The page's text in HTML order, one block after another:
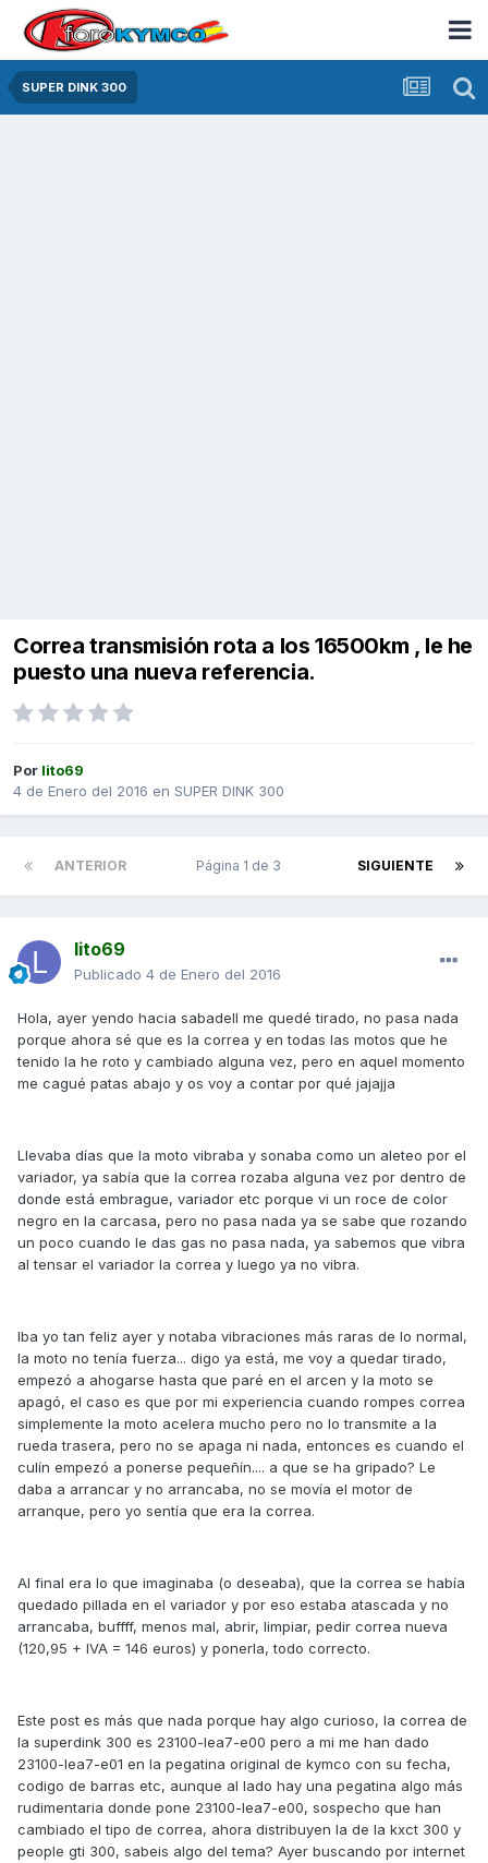
SUPER DINK 300
Correa transmisión rota a los 16500km , le he
puesto una nueva referencia.
Por lito69
4 de Enero del 2016 en SUPER DINK 300
ANTERIOR SIGUIENTE
Página 1 de 3
lito69
Publicado 4 de Enero del 2016
Hola, ayer yendo hacia sabadell me quedé tirado, no pasa nada
porque ahora sé que es la correa y en todas las motos que he
tenido la he roto y cambiado alguna vez, pero en aquel momento
me cagué patas abajo y os voy a contar por qué jajajja
Llevaba días que la moto vibraba y sonaba como un aleteo por el
variador, ya sabía que la correa rozaba alguna vez por dentro de
donde está embrague, variador etc porque vi un roce de color
negro en la carcasa, pero no pasa nada ya se sabe que rozando
un poco cuando le das gas no pasa nada, ya sabemos que vibra
al tensar el variador la correa y luego ya no vibra.
Iba yo tan feliz ayer y notaba vibraciones más raras de lo normal,
la moto no tenía fuerza... digo ya está, me voy a quedar tirado,
empezó a ahogarse hasta que paré en el arcen y la moto se
apagó, el caso es que por mi experiencia cuando rompes correa
simplemente la moto acelera mucho pero no lo transmite a la
rueda trasera, pero no se apaga ni nada, entonces es cuando el
culín empezó a ponerse pequeñín.... a que se ha gripado? Le
daba a arrancar y no arrancaba, no se movía el motor de
arranque, pero yo sentía que era la correa.
Al final era lo que imaginaba (o deseaba), que la correa se había
quedado pillada en el variador y por eso estaba atascada y no
arrancaba, buffff, menos mal, abrir, limpiar, pedir correa nueva
(120,95 + IVA = 146 euros) y ponerla, todo correcto.
Este post es más que nada porque hay algo curioso, la correa de
la superdink 300 es 23100-lea7-e00 pero a mi me han dado
23100-lea7-e01 en la pegatina original de kymco con su fecha,
codigo de barras etc, aunque al lado hay una pegatina algo más
rudimentaria donde pone 23100-lea7-e00, sospecho que han
cambiado el tipo de correa, ahora distribuyen la de la kxct 300 y
people gti 300, sabeis algo del tema? Ayer buscando por internet